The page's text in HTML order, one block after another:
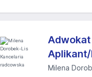
Milena